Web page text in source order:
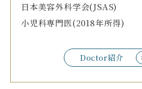
Doctor紹介
日本美容外科学会(JSAS)
小児科専門医(2018年所得)